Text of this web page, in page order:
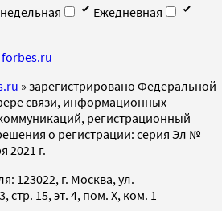
Ежедневная
forbes.ru
» зарегистрировано Федеральной
связи, информационных
регистрационный
о регистрации: серия Эл №
2021 г.
123022, г. Москва, ул.
стр. 15, эт. 4, пом. X, ком. 1